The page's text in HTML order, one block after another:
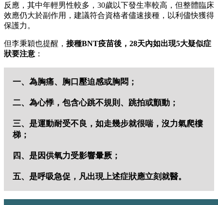
反應，其中年輕男性較多，30歲以下發生率較高，但整體臨床
效應仍大於副作用，建議符合資格者儘速接種，以利儘快獲得
保護力。
但李秉穎也提醒， 接種BNT疫苗後，28天內如出現5大疑似症
狀要注意 ：
一、為胸痛、胸口壓迫感或胸悶；
二、為心悸，包含心跳不規則、跳拍或顫動；
三、是運動耐受不良，如走幾步就很喘，沒力氣爬樓
梯；
四、是因供氧力受影響暈厥；
五、是呼吸急促，凡出現上述症狀應立刻就醫。